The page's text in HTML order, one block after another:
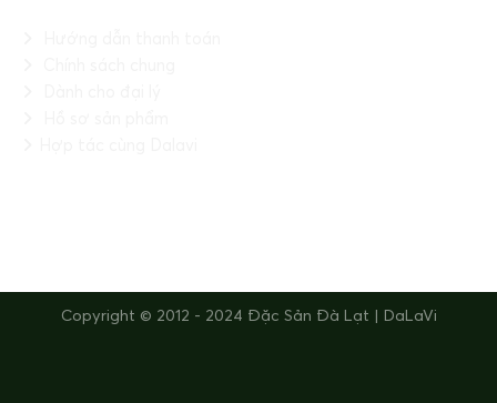
Copyright © 2012 - 2024 Đặc Sản Đà Lạt | DaLaVi